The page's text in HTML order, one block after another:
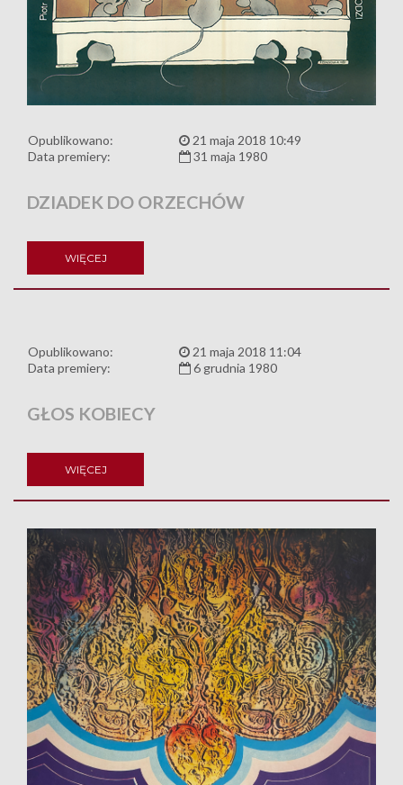
Opublikowano:
21 maja 2018 10:49
Data premiery:
31 maja 1980
DZIADEK DO ORZECHÓW
WIĘCEJ
Opublikowano:
21 maja 2018 11:04
Data premiery:
6 grudnia 1980
GŁOS KOBIECY
WIĘCEJ